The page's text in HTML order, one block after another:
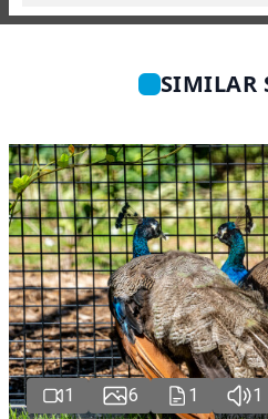
SIMILAR
1 6 1 1